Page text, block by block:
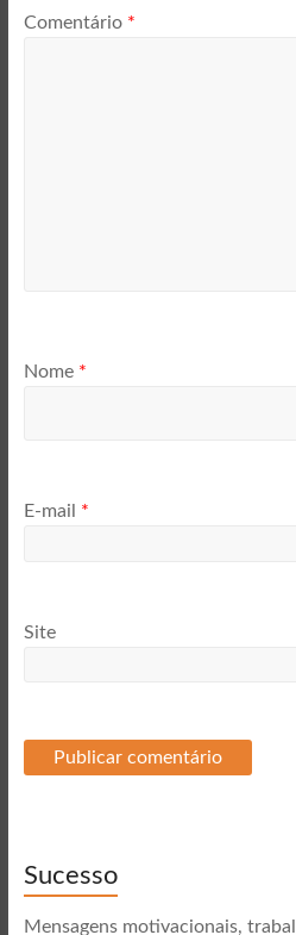
Comentário *
Nome *
E-mail *
Site
Sucesso
Mensagens motivacionais,